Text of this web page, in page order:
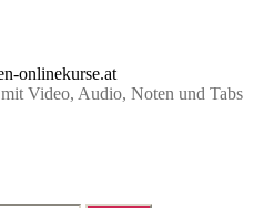
onlinekurse.at
Video, Audio, Noten und Tabs